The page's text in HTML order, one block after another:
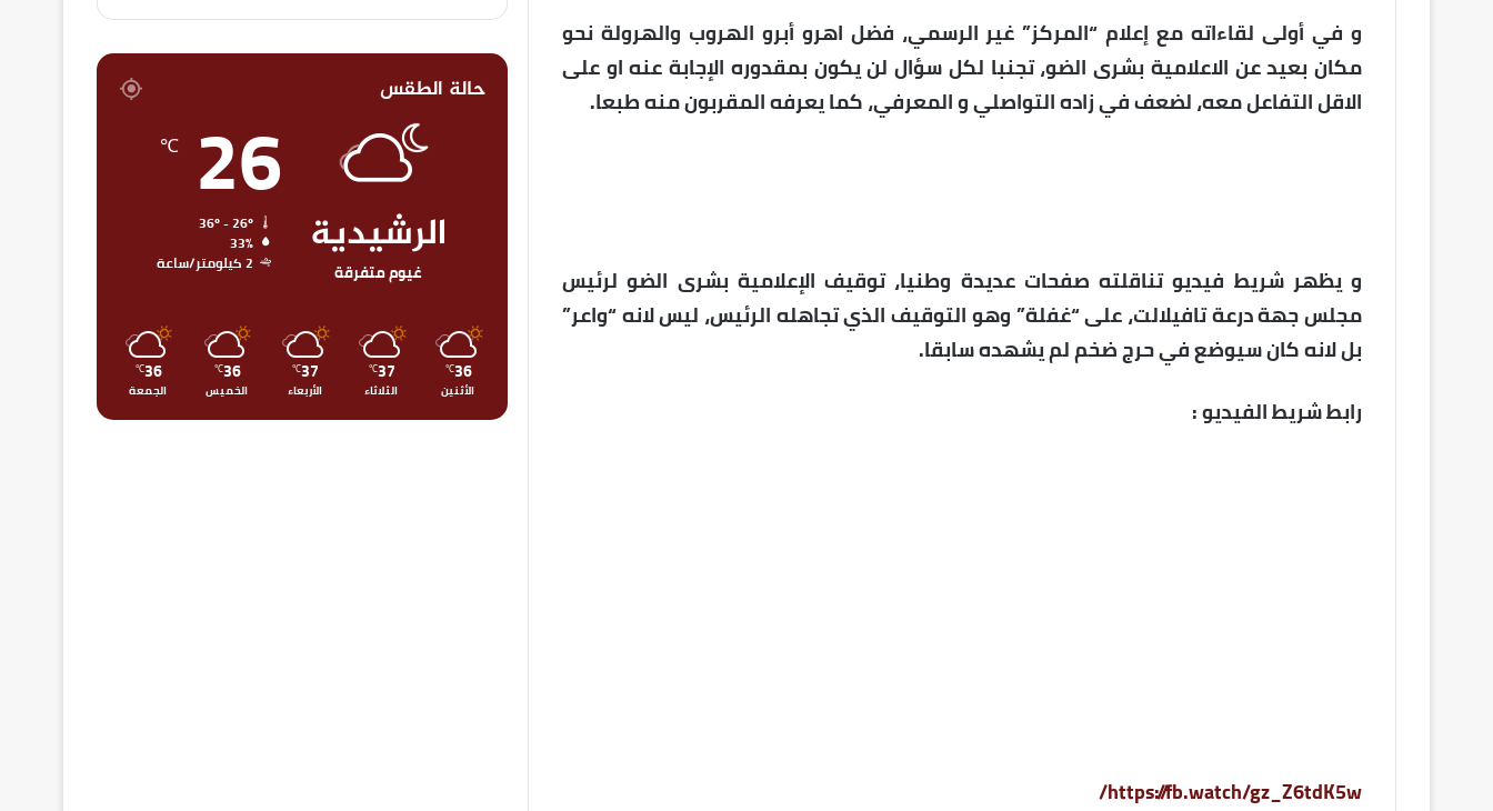
و في أولى لقاءاته مع إعلام “المركز” غير الرسمي، فضل اهرو أبرو الهروب والهرولة نحو
مكان بعيد عن الاعلامية بشرى الضو، تجنبا لكل سؤال لن يكون بمقدوره الإجابة عنه او على
الاقل التفاعل معه، لضعف في زاده التواصلي و المعرفي، كما يعرفه المقربون منه طبعا.
و يظهر شريط فيديو تناقلته صفحات عديدة وطنيا، توقيف الإعلامية بشرى الضو لرئيس
مجلس جهة درعة تافيلالت، على “غفلة” وهو التوقيف الذي تجاهله الرئيس، ليس لانه “واعر”
بل لانه كان سيوضع في حرج ضخم لم يشهده سابقا.
رابط شريط الفيديو :
https://fb.watch/gz_Z6tdK5w/
حالة الطقس
الرشيدية
غيوم متفرقة
26
℃
33%
2 كيلومتر/ساعة
36
℃
الأثنين
37
℃
الثلاثاء
37
℃
الأربعاء
36
℃
الخميس
36
℃
الجمعة